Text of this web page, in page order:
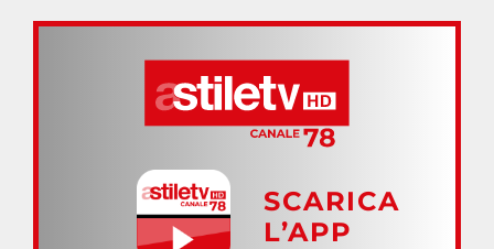
SCARICA
L’APP